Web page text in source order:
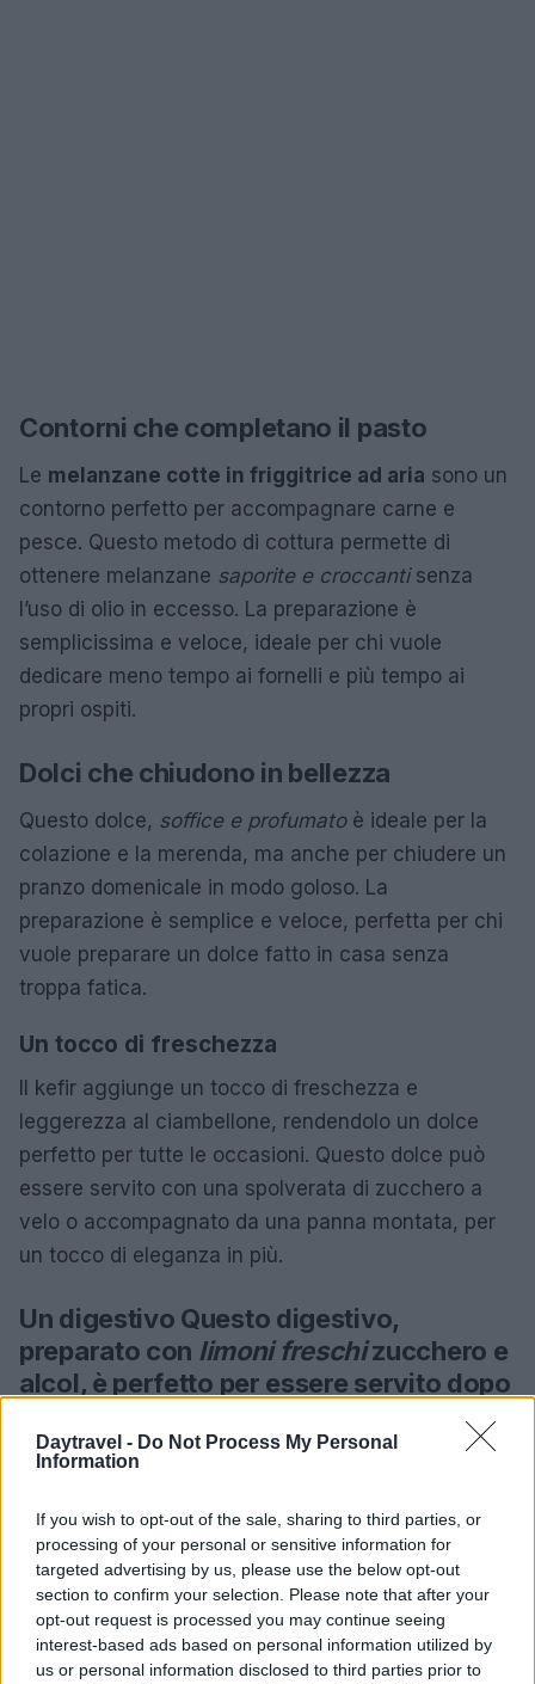
Daytravel - Do Not Process My Personal
Information
If you wish to opt-out of the sale, sharing to third parties, or
processing of your personal or sensitive information for
targeted advertising by us, please use the below opt-out
section to confirm your selection. Please note that after your
opt-out request is processed you may continue seeing
interest-based ads based on personal information utilized by
us or personal information disclosed to third parties prior to
Contorni che completano il pasto
Le melanzane cotte in friggitrice ad aria sono un
contorno perfetto per accompagnare carne e
pesce. Questo metodo di cottura permette di
ottenere melanzane saporite e croccantisenza
l’uso di olio in eccesso. La preparazione è
semplicissima e veloce, ideale per chi vuole
dedicare meno tempo ai fornelli e più tempo ai
propri ospiti.
Dolci che chiudono in bellezza
Questo dolce, soffice e profumatoè ideale per la
colazione e la merenda, ma anche per chiudere un
pranzo domenicale in modo goloso. La
preparazione è semplice e veloce, perfetta per chi
vuole preparare un dolce fatto in casa senza
troppa fatica.
Un tocco di freschezza
Il kefir aggiunge un tocco di freschezza e
leggerezza al ciambellone, rendendolo un dolce
perfetto per tutte le occasioni. Questo dolce può
essere servito con una spolverata di zucchero a
velo o accompagnato da una panna montata, per
un tocco di eleganza in più.
Un digestivo Questo digestivo,
preparato con limoni freschizucchero e
alcol, è perfetto per essere servito dopo
il pasto. La preparazione richiede un po’
di tempo, ma il risultato è un digestivo
La domenica è il giorno perfetto per dedicarsi alla
cucina e condividere momenti speciali con le
persone care. Con queste ricette, potrai
organizzare un pranzo domenicale
indimenticabile, pieno di sapori e profumi che